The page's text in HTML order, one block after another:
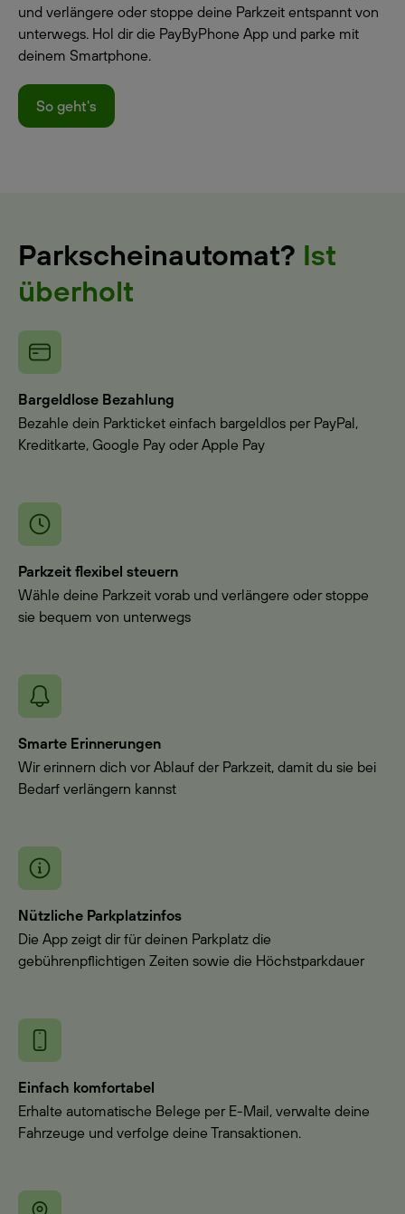
und verlängere oder stoppe deine Parkzeit entspannt von
unterwegs. Hol dir die PayByPhone App und parke mit
deinem Smartphone.
So geht's
Parkscheinautomat? Ist
überholt
Bargeldlose Bezahlung
Bezahle dein Parkticket einfach bargeldlos per PayPal,
Kreditkarte, Google Pay oder Apple Pay
Parkzeit flexibel steuern
Wähle deine Parkzeit vorab und verlängere oder stoppe
sie bequem von unterwegs
Smarte Erinnerungen
Wir erinnern dich vor Ablauf der Parkzeit, damit du sie bei
Bedarf verlängern kannst
Nützliche Parkplatzinfos
Die App zeigt dir für deinen Parkplatz die
gebührenpflichtigen Zeiten sowie die Höchstparkdauer
Einfach komfortabel
Erhalte automatische Belege per E-Mail, verwalte deine
Fahrzeuge und verfolge deine Transaktionen.